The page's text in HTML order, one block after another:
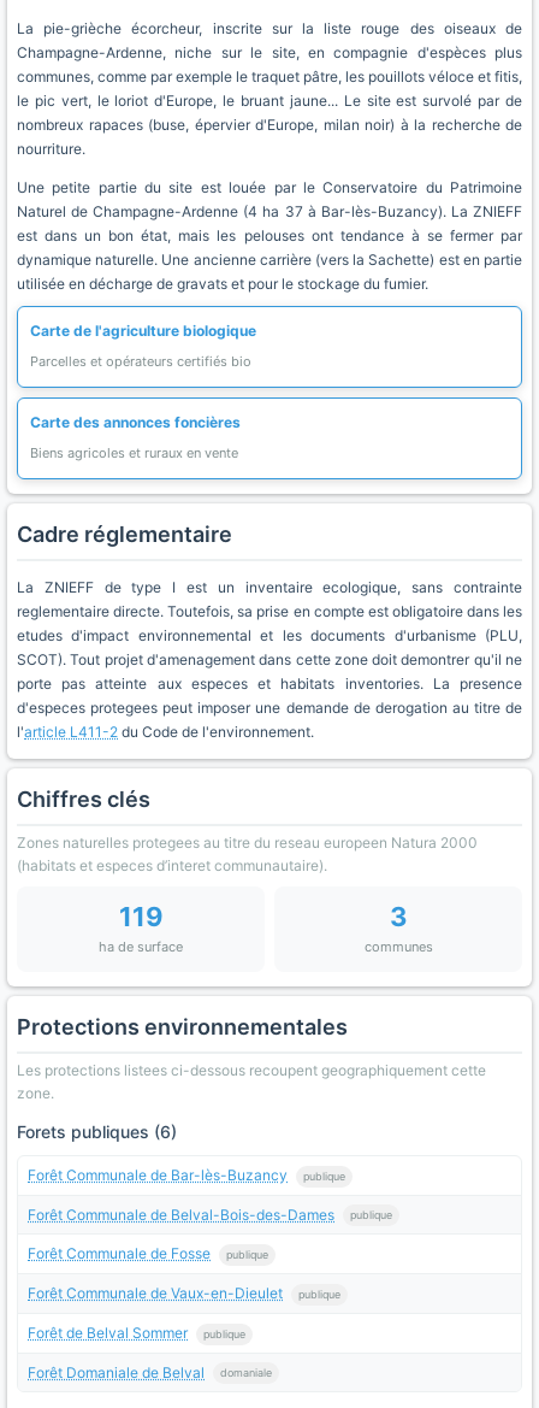
La pie-grièche écorcheur, inscrite sur la liste rouge des oiseaux de
Champagne-Ardenne, niche sur le site, en compagnie d'espèces plus
communes, comme par exemple le traquet pâtre, les pouillots véloce et fitis,
le pic vert, le loriot d'Europe, le bruant jaune... Le site est survolé par de
nombreux rapaces (buse, épervier d'Europe, milan noir) à la recherche de
nourriture.
Une petite partie du site est louée par le Conservatoire du Patrimoine
Naturel de Champagne-Ardenne (4 ha 37 à Bar-lès-Buzancy). La ZNIEFF
est dans un bon état, mais les pelouses ont tendance à se fermer par
dynamique naturelle. Une ancienne carrière (vers la Sachette) est en partie
utilisée en décharge de gravats et pour le stockage du fumier.
Carte de l'agriculture biologique
Parcelles et opérateurs certifiés bio
Carte des annonces foncières
Biens agricoles et ruraux en vente
Cadre réglementaire
La ZNIEFF de type I est un inventaire ecologique, sans contrainte
reglementaire directe. Toutefois, sa prise en compte est obligatoire dans les
etudes d'impact environnemental et les documents d'urbanisme (PLU,
SCOT). Tout projet d'amenagement dans cette zone doit demontrer qu'il ne
porte pas atteinte aux especes et habitats inventories. La presence
d'especes protegees peut imposer une demande de derogation au titre de
l'article L411-2 du Code de l'environnement.
Chiffres clés
Zones naturelles protegees au titre du reseau europeen Natura 2000
(habitats et especes d’interet communautaire).
119
ha de surface
3
communes
Protections environnementales
Les protections listees ci-dessous recoupent geographiquement cette
zone.
Forets publiques (6)
Forêt Communale de Bar-lès-Buzancy publique
Forêt Communale de Belval-Bois-des-Dames publique
Forêt Communale de Fosse publique
Forêt Communale de Vaux-en-Dieulet publique
Forêt de Belval Sommer publique
Forêt Domaniale de Belval domaniale